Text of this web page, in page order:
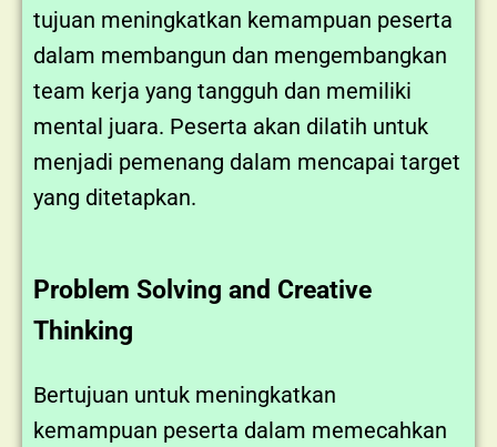
tujuan meningkatkan kemampuan peserta
dalam membangun dan mengembangkan
team kerja yang tangguh dan memiliki
mental juara. Peserta akan dilatih untuk
menjadi pemenang dalam mencapai target
yang ditetapkan.
Problem Solving and Creative
Thinking
Bertujuan untuk meningkatkan
kemampuan peserta dalam memecahkan